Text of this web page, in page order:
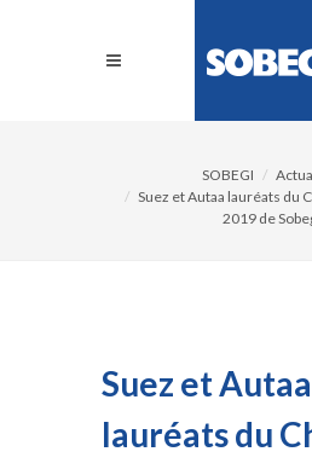
SOBEGI
Suez et Autaa lauréats du
2019 de
Suez et Autaa
lauréats du